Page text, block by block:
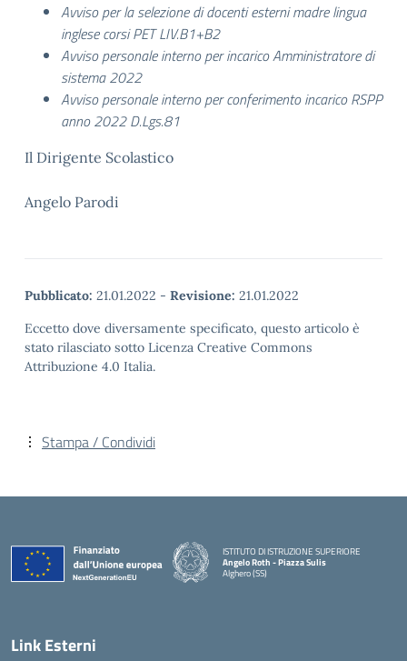
Avviso per la selezione di docenti esterni madre lingua
inglese corsi PET LIV.B1+B2
Avviso personale interno per incarico Amministratore di
sistema 2022
Avviso personale interno per conferimento incarico RSPP
anno 2022 D.Lgs.81
Il Dirigente Scolastico
Angelo Parodi
Pubblicato: 21.01.2022 - Revisione: 21.01.2022
Eccetto dove diversamente specificato, questo articolo è
stato rilasciato sotto Licenza Creative Commons
Attribuzione 4.0 Italia.
Stampa / Condividi
ISTITUTO DI ISTRUZIONE SUPERIORE
Angelo Roth - Piazza Sulis
Alghero (SS)
— Visita la pagina iniziale della scuola
Link Esterni